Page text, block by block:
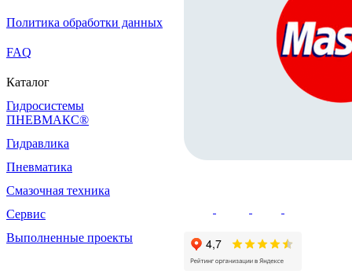
Политика обработки данных
FAQ
Каталог
Гидросистемы
ПНЕВМАКС®
Гидравлика
Пневматика
Смазочная техника
Сервис
Выполненные проекты